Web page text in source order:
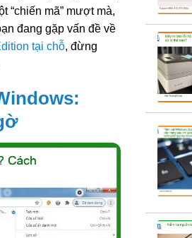
“chiến mã” mượt mà,
đang gặp vấn đề về
tại chỗ, đừng